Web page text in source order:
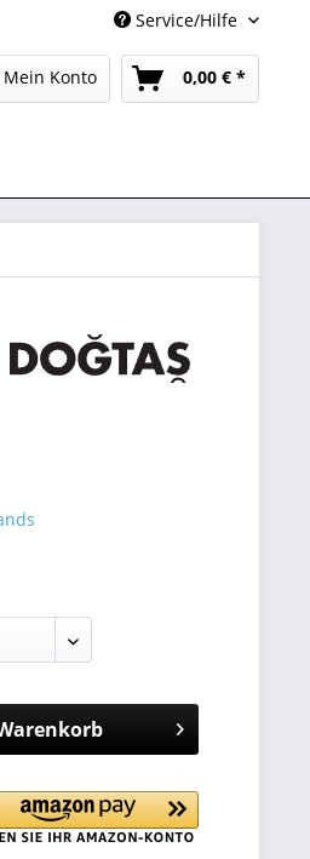
Service/Hilfe
Mein Konto 0,00 € *